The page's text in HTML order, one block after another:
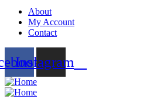
About
My Account
Contact
Instagram